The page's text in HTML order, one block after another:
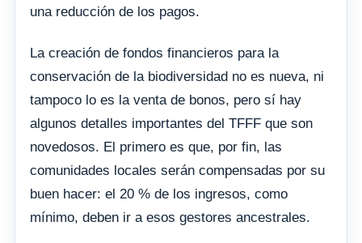
una reducción de los pagos.
La creación de fondos financieros para la
conservación de la biodiversidad no es nueva, ni
tampoco lo es la venta de bonos, pero sí hay
algunos detalles importantes del TFFF que son
novedosos. El primero es que, por fin, las
comunidades locales serán compensadas por su
buen hacer: el 20 % de los ingresos, como
mínimo, deben ir a esos gestores ancestrales.